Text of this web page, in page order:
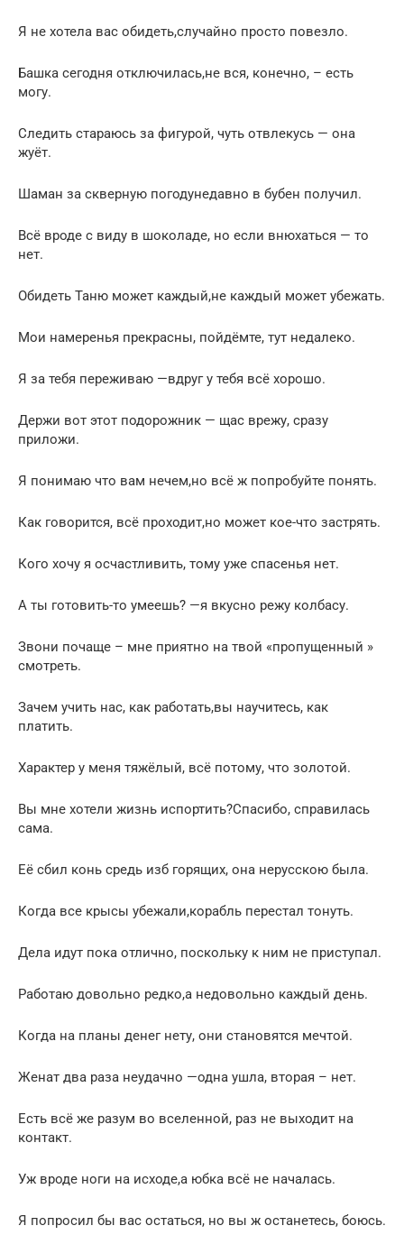
Я не хотела вас обидеть,случайно просто повезло.
Башка сегодня отключилась,не вся, конечно, – есть
могу.
Следить стараюсь за фигурой, чуть отвлекусь — она
жуёт.
Шаман за скверную погодунедавно в бубен получил.
Всё вроде с виду в шоколаде, но если внюхаться — то
нет.
Обидеть Таню может каждый,не каждый может убежать.
Мои намеренья прекрасны, пойдёмте, тут недалеко.
Я за тебя переживаю —вдруг у тебя всё хорошо.
Держи вот этот подорожник — щас врежу, сразу
приложи.
Я понимаю что вам нечем,но всё ж попробуйте понять.
Как говорится, всё проходит,но может кое-что застрять.
Кого хочу я осчастливить, тому уже спасенья нет.
А ты готовить-то умеешь? —я вкусно режу колбасу.
Звони почаще – мне приятно на твой «пропущенный »
смотреть.
Зачем учить нас, как работать,вы научитесь, как
платить.
Характер у меня тяжёлый, всё потому, что золотой.
Вы мне хотели жизнь испортить?Спасибо, справилась
сама.
Её сбил конь средь изб горящих, она нерусскою была.
Когда все крысы убежали,корабль перестал тонуть.
Дела идут пока отлично, поскольку к ним не приступал.
Работаю довольно редко,а недовольно каждый день.
Когда на планы денег нету, они становятся мечтой.
Женат два раза неудачно —одна ушла, вторая – нет.
Есть всё же разум во вселенной, раз не выходит на
контакт.
Уж вроде ноги на исходе,а юбка всё не началась.
Я попросил бы вас остаться, но вы ж останетесь, боюсь.